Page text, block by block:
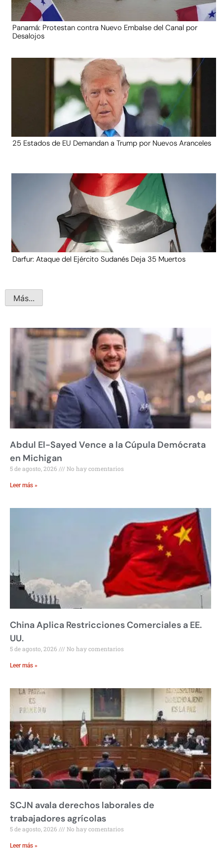
Panamá: Protestan contra Nuevo Embalse del Canal por
Desalojos
25 Estados de EU Demandan a Trump por Nuevos Aranceles
Darfur: Ataque del Ejército Sudanés Deja 35 Muertos
Más...
Abdul El-Sayed Vence a la Cúpula Demócrata
en Michigan
5 de agosto, 2026 No hay comentarios
Leer más »
China Aplica Restricciones Comerciales a EE.
UU.
5 de agosto, 2026 No hay comentarios
Leer más »
SCJN avala derechos laborales de
trabajadores agrícolas
5 de agosto, 2026 No hay comentarios
Leer más »